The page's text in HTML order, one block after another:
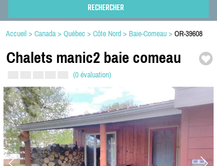
Accueil > Canada > Québec > Côte Nord > Baie-Comeau > OR-39608
Chalets manic2 baie comeau
(0 évaluation)